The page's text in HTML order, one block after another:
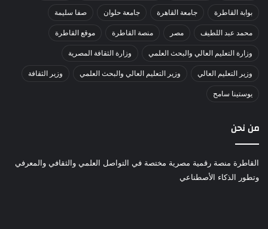
بوابة القاطرة جامعة القاهرة جامعة حلوان صفا سليمة
محمد عبد اللطيف مصر منصة القاطرة موقع القاطرة
وزارة التعليم العالي والبحث العلمي وزارة الثقافة المصرية
وزير التعليم العالي وزير التعليم العالي والبحث العلمي وزير الثقافة
يوستينا سامح
من نحن
القاطرة منصة رقمية مصرية مختصة في التواصل العلمي والثقافي والمعرفي
وتطور الذكاء الأصطناعي